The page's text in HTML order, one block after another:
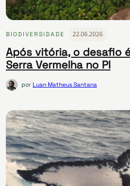
BIODIVERSIDADE 22.06.2026
Após vitória, o desafio
Serra Vermelha no PI
por Luan Matheus Santana